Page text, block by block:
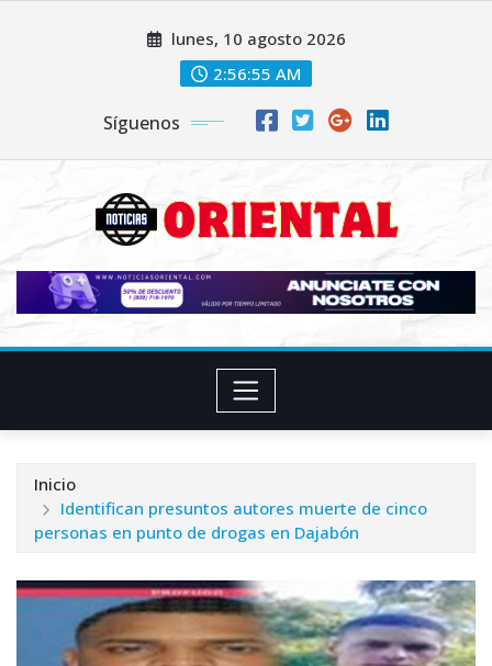
lunes, 10 agosto 2026
2:56:57 AM
Síguenos
Inicio
Identifican presuntos autores muerte de cinco
personas en punto de drogas en Dajabón